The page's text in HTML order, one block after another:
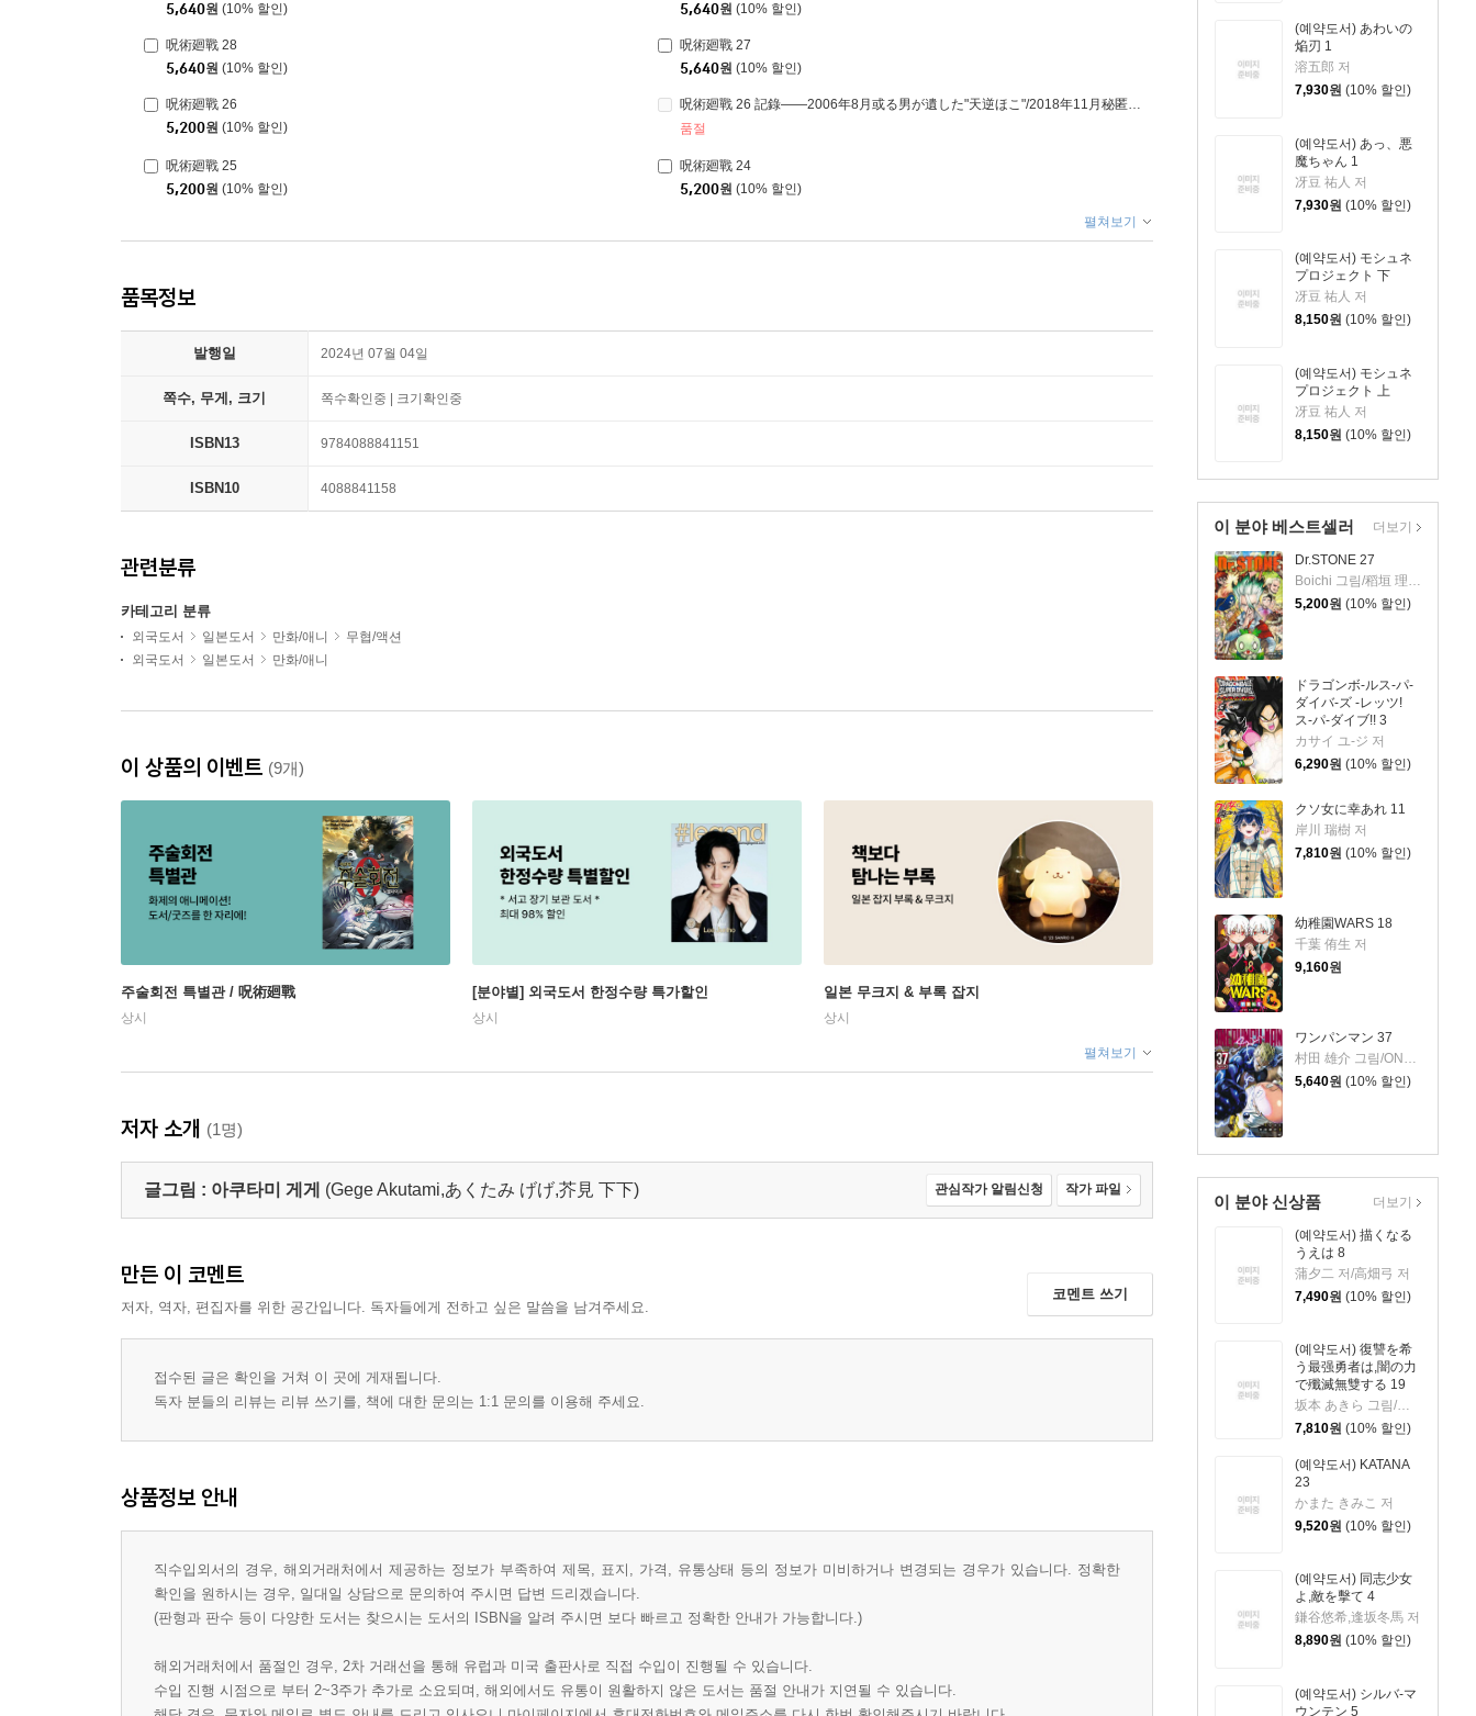
(예약도서) あわいの
焔刃 1
溶五郎 저
7,930원 (10% 할인)
(예약도서) あっ、悪
魔ちゃん 1
冴豆 祐人 저
7,930원 (10% 할인)
(예약도서) モシュネ
プロジェクト 下
冴豆 祐人 저
8,150원 (10% 할인)
(예약도서) モシュネ
プロジェクト 上
冴豆 祐人 저
8,150원 (10% 할인)
이 분야 베스트셀러
Dr.STONE 27
Boichi 그림/稻垣 理一郞 원작
5,200원 (10% 할인)
ドラゴンボ-ルス-パ-
ダイバ-ズ -レッツ!
ス-パ-ダイブ!! 3
カサイ ユ-ジ 저
6,290원 (10% 할인)
クソ女に幸あれ 11
岸川 瑞樹 저
7,810원 (10% 할인)
幼稚園WARS 18
千葉 侑生 저
9,160원
ワンパンマン 37
5,640원 (10% 할인)
더보기
이 분야 신상품
(예약도서) 描くなる
うえは 8
蒲夕二 저/高畑弓 저
7,490원 (10% 할인)
(예약도서) 復讐を希
う最强勇者は,闇の力
で殲滅無雙する 19
坂本 あきら 그림/斧名田 マニマニ 저
7,810원 (10% 할인)
(예약도서) KATANA
23
かまた きみこ 저
9,520원 (10% 할인)
(예약도서) 同志少女
よ,敵を擊て 4
鎌谷悠希,逢坂冬馬 저
8,890원 (10% 할인)
(예약도서) シルバ-マ
ウンテン 5
더보기
5,640원 (10% 할인)
5,640원 (10% 할인)
呪術廻戰 28
5,640원 (10% 할인)
呪術廻戰 27
5,640원 (10% 할인)
呪術廻戰 26
5,200원 (10% 할인)
呪術廻戰 26 記錄――2006年8月或る男が遺した"天逆ほこ"/2018年11月秘匿されていた"獄門彊「裏」"/當時の樣子を記した印刷布ならびに現場寫眞付き同梱版
품절
呪術廻戰 25
5,200원 (10% 할인)
呪術廻戰 24
5,200원 (10% 할인)
펼쳐보기
품목정보
발행일 2024년 07월 04일
쪽수, 무게, 크기 쪽수확인중 | 크기확인중
ISBN13 9784088841151
ISBN10 4088841158
관련분류
카테고리 분류
외국도서 일본도서 만화/애니
무협/액션
외국도서
일본도서 만화/애니
이 상품의 이벤트 (9개)
주술회전 특별관 / 呪術廻戰
상시
[분야별] 외국도서 한정수량 특가할인
상시
일본 무크지 & 부록 잡지
상시
펼쳐보기
저자 소개 (1명)
글그림 : 아쿠타미 게게 (Gege Akutami,あくたみ げげ,芥見 下下) 관심작가 알림신청 작가 파일
만든 이 코멘트
저자, 역자, 편집자를 위한 공간입니다. 독자들에게 전하고 싶은 말씀을 남겨주세요.
코멘트 쓰기
접수된 글은 확인을 거쳐 이 곳에 게재됩니다.
독자 분들의 리뷰는 리뷰 쓰기를, 책에 대한 문의는 1:1 문의를 이용해 주세요.
상품정보 안내
직수입외서의 경우, 해외거래처에서 제공하는 정보가 부족하여 제목, 표지, 가격, 유통상태 등의 정보가 미비하거나 변경되는 경우가 있습니다. 정확한
확인을 원하시는 경우, 일대일 상담으로 문의하여 주시면 답변 드리겠습니다.
(판형과 판수 등이 다양한 도서는 찾으시는 도서의 ISBN을 알려 주시면 보다 빠르고 정확한 안내가 가능합니다.)
해외거래처에서 품절인 경우, 2차 거래선을 통해 유럽과 미국 출판사로 직접 수입이 진행될 수 있습니다.
수입 진행 시점으로 부터 2~3주가 추가로 소요되며, 해외에서도 유통이 원활하지 않은 도서는 품절 안내가 지연될 수 있습니다.